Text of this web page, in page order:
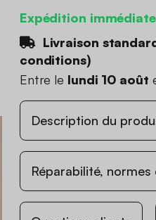
Expédition immédiate
Livraison
conditions)
Entre le lundi 10 août
Description du
Réparabilité,